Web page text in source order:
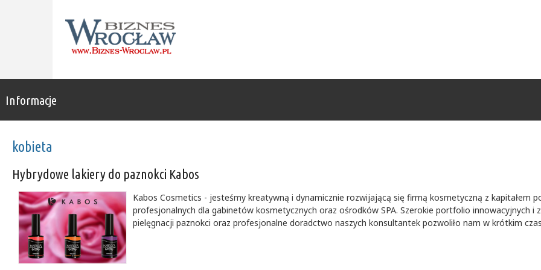
Informacje
kobieta
Hybrydowe lakiery do paznokci Kabos
Kabos Cosmetics - jesteśmy kreatywną i dynamicznie rozwijającą się firmą kosmetyczną z kapitałem
profesjonalnych dla gabinetów kosmetycznych oraz ośrodków SPA. Szerokie portfolio innowacyjnych
pielęgnacji paznokci oraz profesjonalne doradctwo naszych konsultantek pozwoliło nam w krótkim